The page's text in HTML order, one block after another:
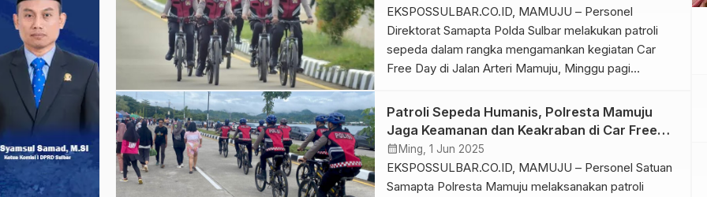
EKSPOSSULBAR.CO.ID, MAMUJU – Personel
Direktorat Samapta Polda Sulbar melakukan patroli
sepeda dalam rangka mengamankan kegiatan Car
Free Day di Jalan Arteri Mamuju, Minggu pagi
situasi tetap aman dan tertib selama acara yang
dihadiri ratusan warga berlangsung. Direktur Samapta
Polda Sulbar, Kombes Pol Hari Mulyanto,
menyampaikan bahwa patroli menggunakan sepeda
[…]
Patroli Sepeda Humanis, Polresta Mamuju
Jaga Keamanan dan Keakraban di Car Free
Day
calendar_month Ming, 1 Jun 2025
EKSPOSSULBAR.CO.ID, MAMUJU – Personel Satuan
Samapta Polresta Mamuju melaksanakan patroli